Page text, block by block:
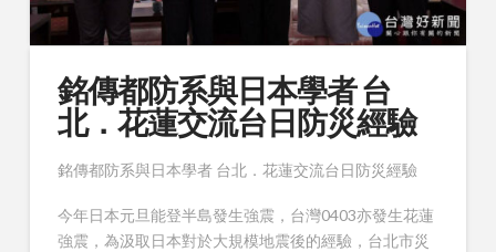
銘傳都防系與日本學者 台
北．花蓮交流台日防災經驗
銘傳都防系與日本學者 台北．花蓮交流台日防災經驗
今年日本元旦能登半島發生強震，台灣0403亦發生花蓮
強震，為汲取日本對於大規模地震後的經驗，台北市災